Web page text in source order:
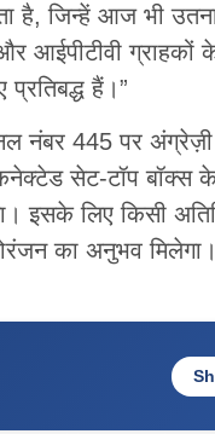
है, जिन्हें आज भी
आईपीटीवी ग्राहकों
हैं।”
नंबर 445 पर अंग्रेज़ी
सेट-टॉप बॉक्स
इसके लिए किसी
का अनुभव मिलेगा।